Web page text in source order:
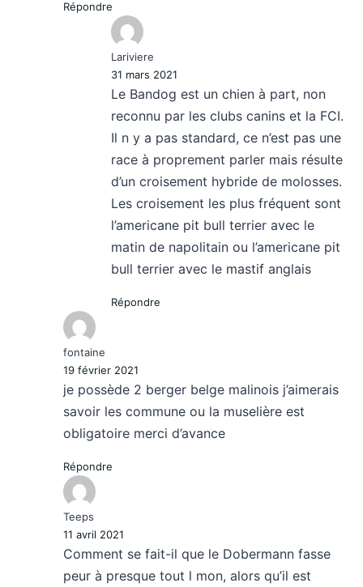
Répondre
Lariviere
31 mars 2021
Le Bandog est un chien à part, non
reconnu par les clubs canins et la FCI.
Il n y a pas standard, ce n’est pas une
race à proprement parler mais résulte
d’un croisement hybride de molosses.
Les croisement les plus fréquent sont
l’americane pit bull terrier avec le
matin de napolitain ou l’americane pit
bull terrier avec le mastif anglais
Répondre
fontaine
19 février 2021
je possède 2 berger belge malinois j’aimerais
savoir les commune ou la muselière est
obligatoire merci d’avance
Répondre
Teeps
11 avril 2021
Comment se fait-il que le Dobermann fasse
peur à presque tout l mon, alors qu’il est